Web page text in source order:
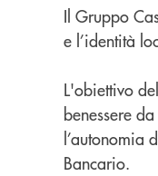
Il Gruppo
e l’identità
L'obiettivo
benessere
l’autonomia
Bancario.